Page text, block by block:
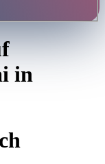
in